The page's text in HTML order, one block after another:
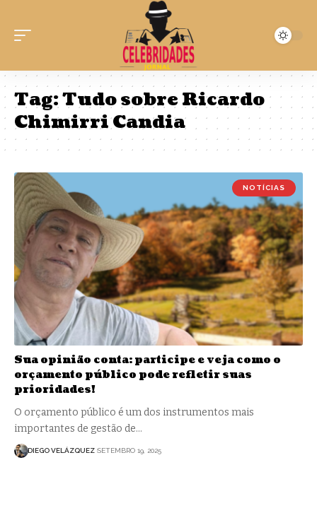
Tag:Tudo sobre Ricardo
Chimirri Candia
NOTÍCIAS
Sua opinião conta: participe e veja como o
orçamento público pode refletir suas
prioridades!
O orçamento público é um dos instrumentos mais
importantes de gestão de…
DIEGO VELÁZQUEZ SETEMBRO 19, 2025